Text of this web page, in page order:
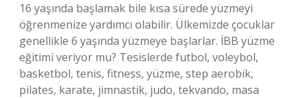
16 yaşında başlamak bile kısa sürede yüzmeyi
öğrenmenize yardımcı olabilir. Ülkemizde çocuklar
genellikle 6 yaşında yüzmeye başlarlar. İBB yüzme
eğitimi veriyor mu? Tesislerde futbol, ​​voleybol,
basketbol, ​​tenis, fitness, yüzme, step aerobik,
pilates, karate, jimnastik, judo, tekvando, masa